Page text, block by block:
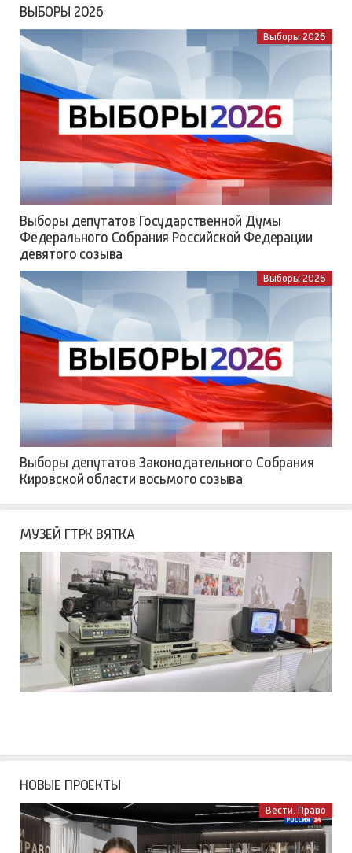
ВЫБОРЫ 2026
Выборы 2026
Выборы депутатов Государственной Думы
Федерального Собрания Российской Федерации
девятого созыва
Выборы 2026
Выборы депутатов Законодательного Собрания
Кировской области восьмого созыва
МУЗЕЙ ГТРК ВЯТКА
НОВЫЕ ПРОЕКТЫ
Вести. Право